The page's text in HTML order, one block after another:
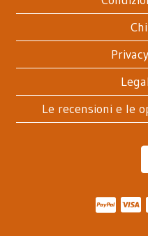
Le recensioni e le